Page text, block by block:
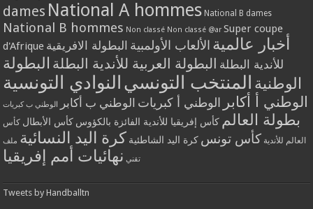
dames National A hommes National B dames
National B hommes Non classé Non classé @ar Super coupe
d'Afrique
أخبار عالمية الألعاب الأولمبية البطولة الافريقية
للأندية البطلة البطولة العربية للأندية البطلة البطولة
الوطنية المنتخب التونسي النوادي التونسية
الوطني أ أكابر الوطني أ كبريات الوطني ب أكابر الوطني ب كبريات
بطولة العالم كأس إفريقيا للأندية الفائزة بالكؤوس كأس الأبطال كأس
العالم للأندية كأس تونس كرة اليد الشاطئية كرة اليد النسائية ملف
تقني نهائيات أمم إفريقيا
Tweets by Handballtn